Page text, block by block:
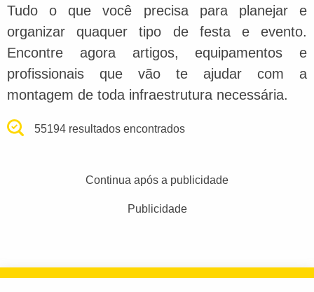
Tudo o que você precisa para planejar e
organizar quaquer tipo de festa e evento.
Encontre agora artigos, equipamentos e
profissionais que vão te ajudar com a
montagem de toda infraestrutura necessária.
55194 resultados encontrados
Continua após a publicidade
Publicidade